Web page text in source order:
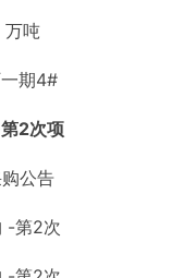
万吨
期4#
2次项
公告
-第2次